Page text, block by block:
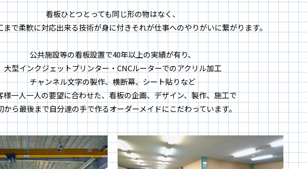
看板ひとつとっても同じ形の物はなく、
まで柔軟に対応出来る技術が身に付きそれが仕事へのやりがいに繋がります。
公共施設等の看板設置で40年以上の実績が有り、
大型インクジェットプリンター・CNCルーターでのアクリル加工
チャンネル文字の製作、横断幕、シート貼りなど
様一人一人の要望に合わせた、看板の企画、デザイン、製作、施工で
から最後まで自分達の手で作るオーダーメイドにこだわっています。